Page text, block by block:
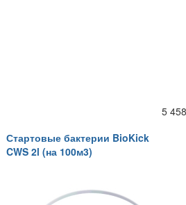
5
Стартовые бактерии BioKick
CWS 2l (на 100м3)